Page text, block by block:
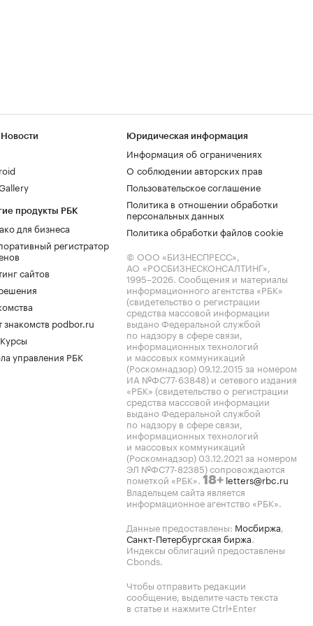
продукты РБК
для бизнеса
регистратор
сайтов
знакомств podbor.ru
управления РБК
Юридическая информация
Информация об ограничениях
О соблюдении авторских прав
Пользовательское соглашение
Политика в отношении обработки
персональных данных
Политика обработки файлов cookie
© ООО «БИЗНЕСПРЕСС»,
АО «РОСБИЗНЕСКОНСАЛТИНГ»,
1995–2026. Сообщения и материалы
информационного агентства «РБК»
(свидетельство о регистрации
средства массовой информации
выдано Федеральной службой
по надзору в сфере связи,
информационных технологий
и массовых коммуникаций
(Роскомнадзор) 09.12.2015 за номером
ИА №ФС77-63848) и сетевого издания
«РБК» (свидетельство о регистрации
средства массовой информации
выдано Федеральной службой
по надзору в сфере связи,
информационных технологий
и массовых коммуникаций
(Роскомнадзор) 03.12.2021 за номером
ЭЛ №ФС77-82385) сопровождаются
пометкой «РБК». 18+ letters@rbc.ru
Владельцем сайта является
информационное агентство «РБК».
Данные предоставлены: Мосбиржа,
Санкт-Петербургская биржа.
Индексы облигаций предоставлены
Cbonds.
Чтобы отправить редакции
сообщение, выделите часть текста
в статье и нажмите Ctrl+Enter